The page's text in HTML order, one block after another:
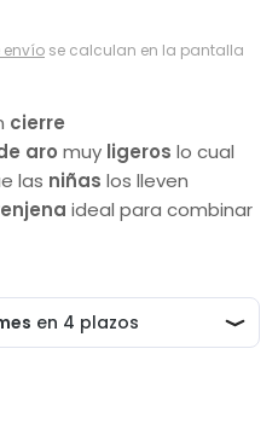
se calculan en la pantalla
cierre
aro muy ligeros lo cual
las niñas los lleven
ideal para combinar